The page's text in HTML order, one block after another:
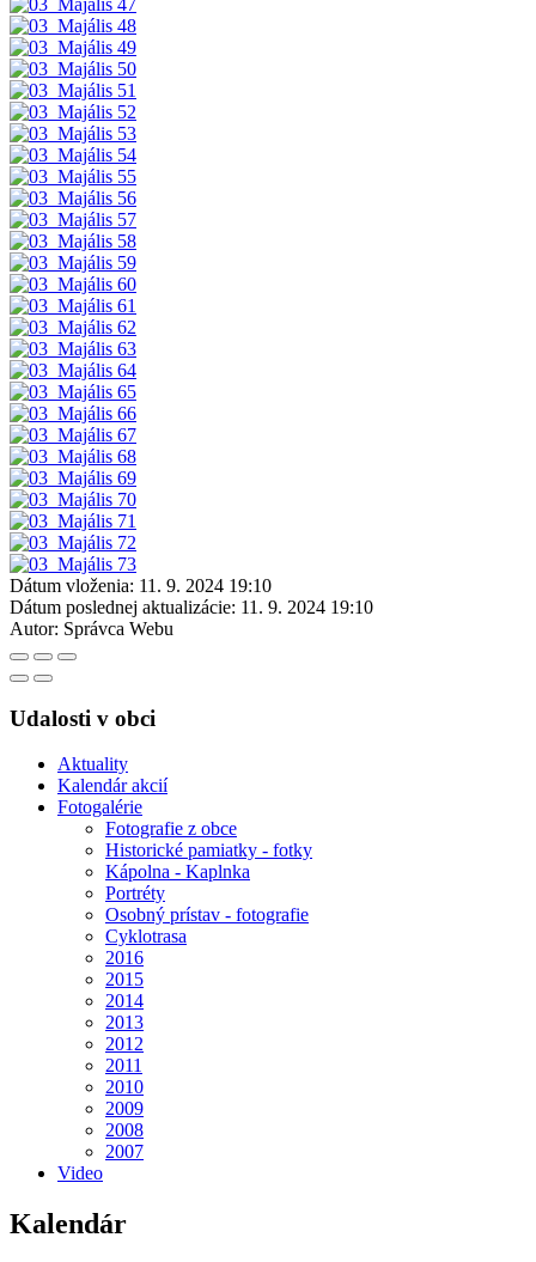
Dátum vloženia: 11. 9. 2024 19:10
Dátum poslednej aktualizácie: 11. 9. 2024 19:10
Autor: Správca Webu
Udalosti v obci
Aktuality
Kalendár akcií
Fotogalérie
Fotografie z obce
Historické pamiatky - fotky
Kápolna - Kaplnka
Portréty
Osobný prístav - fotografie
Cyklotrasa
2016
2015
2014
2013
2012
2011
2010
2009
2008
2007
Video
Kalendár